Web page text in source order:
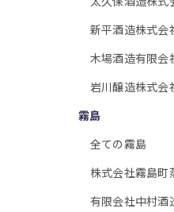
新平酒造株式会
木場酒造有限会
岩川醸造株式会
霧島
全ての霧島
株式会社霧島町
有限会社中村酒